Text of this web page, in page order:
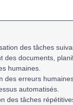
des tâches
des documents
humaines
deserreurs
automatisés
des tâches